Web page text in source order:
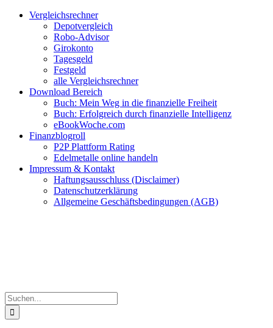
Zum
Facebook
Twitter
Instagram
Pinterest
YouTubeVergleichsrechner
Depotvergleich
Robo-Advisor
Girokonto
Tagesgeld
Festgeld
alle Vergleichsrechner
Download Bereich
Buch: Mein Weg in die finanzielle Freiheit
Buch: Erfolgreich durch finanzielle Intelligenz
eBookWoche.com
Finanzblogroll
P2P Plattform Rating
Edelmetalle online handeln
Impressum & Kontakt
Haftungsausschluss (Disclaimer)
Datenschutzerklärung
Allgemeine Geschäftsbedingungen (AGB)
Suche
nach: